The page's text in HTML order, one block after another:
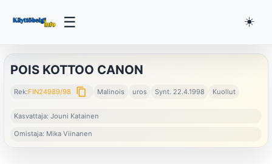
☰ ☀️
POIS KOTTOO CANON
Rek:FIN24989/98 content_copy Malinois uros Synt. 22.4.1998 Kuollut
Kasvattaja: Jouni Katainen
Omistaja: Mika Viinanen